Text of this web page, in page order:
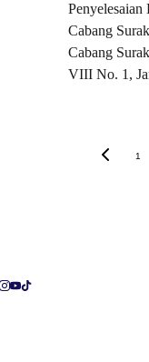
Cabang
Cabang
VIII No. 1,
1